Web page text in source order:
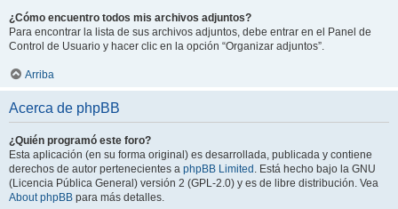
¿Cómo encuentro todos mis archivos adjuntos?
Para encontrar la lista de sus archivos adjuntos, debe entrar en el Panel de
Control de Usuario y hacer clic en la opción “Organizar adjuntos”.
Arriba
Acerca de phpBB
¿Quién programó este foro?
Esta aplicación (en su forma original) es desarrollada, publicada y contiene
derechos de autor pertenecientes a phpBB Limited . Está hecho bajo la GNU
(Licencia Pública General) versión 2 (GPL-2.0) y es de libre distribución. Vea
About phpBB para más detalles.